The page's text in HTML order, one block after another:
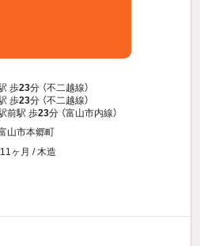
歩23分 （不二越線）
歩23分 （不二越線）
前駅 歩23分 （富山市内線）
山市本郷町
ヶ月 / 木造